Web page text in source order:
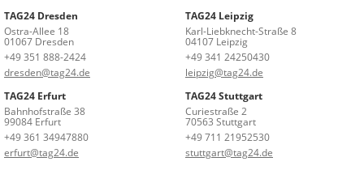
TAG24 Dresden
Ostra-Allee 18
01067 Dresden
+49 351 888-2424
dresden@tag24.de
TAG24 Leipzig
Karl-Liebknecht-Straße 8
04107 Leipzig
+49 341 24250430
leipzig@tag24.de
TAG24 Erfurt
Bahnhofstraße 38
99084 Erfurt
+49 361 34947880
erfurt@tag24.de
TAG24 Stuttgart
Curiestraße 2
70563 Stuttgart
+49 711 21952530
stuttgart@tag24.de